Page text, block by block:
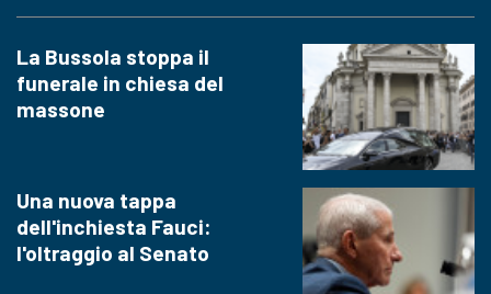
La Bussola stoppa il
funerale in chiesa del
massone
Una nuova tappa
dell'inchiesta Fauci:
l'oltraggio al Senato